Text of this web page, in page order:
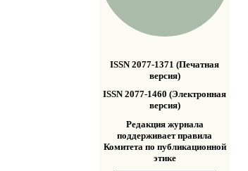
ISSN 2077-1371 (Печатная
версия)
ISSN 2077-1460 (Электронная
версия)
Редакция журнала
поддерживает правила
Комитета по публикационной
этике